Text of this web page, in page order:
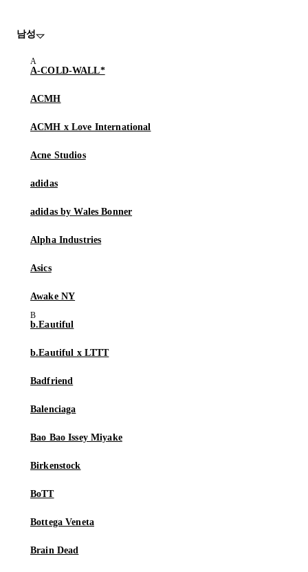
남성
A-COLD-WALL*
ACMH
ACMH x Love International
Acne Studios
adidas
adidas by Wales Bonner
Alpha Industries
Asics
Awake NY
b.Eautiful
b.Eautiful x LTTT
Badfriend
Balenciaga
Bao Bao Issey Miyake
Birkenstock
BoTT
Bottega Veneta
Brain Dead